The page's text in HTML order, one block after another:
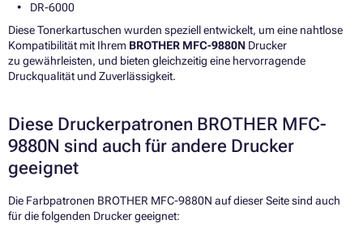
DR-6000
Diese Tonerkartuschen wurden speziell entwickelt, um eine nahtlose
Kompatibilität mit Ihrem BROTHER MFC-9880N Drucker
zu gewährleisten, und bieten gleichzeitig eine hervorragende
Druckqualität und Zuverlässigkeit.
Diese Druckerpatronen BROTHER MFC-
9880N sind auch für andere Drucker
geeignet
Die Farbpatronen BROTHER MFC-9880N auf dieser Seite sind auch
für die folgenden Drucker geeignet: